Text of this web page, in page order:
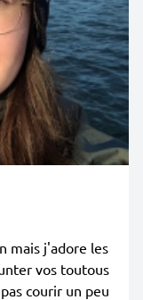
mais j'adore les
vos toutous
courir un peu